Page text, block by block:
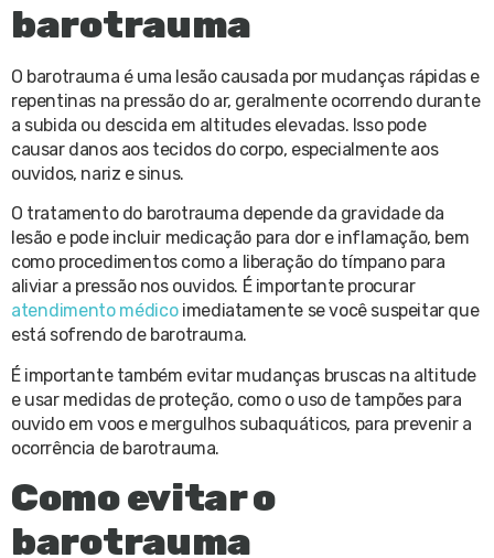
barotrauma
O barotrauma é uma lesão causada por mudanças rápidas e
repentinas na pressão do ar, geralmente ocorrendo durante
a subida ou descida em altitudes elevadas. Isso pode
causar danos aos tecidos do corpo, especialmente aos
ouvidos, nariz e sinus.
O tratamento do barotrauma depende da gravidade da
lesão e pode incluir medicação para dor e inflamação, bem
como procedimentos como a liberação do tímpano para
aliviar a pressão nos ouvidos. É importante procurar
atendimento médicoimediatamente se você suspeitar que
está sofrendo de barotrauma.
É importante também evitar mudanças bruscas na altitude
e usar medidas de proteção, como o uso de tampões para
ouvido em voos e mergulhos subaquáticos, para prevenir a
ocorrência de barotrauma.
Como evitar o
barotrauma